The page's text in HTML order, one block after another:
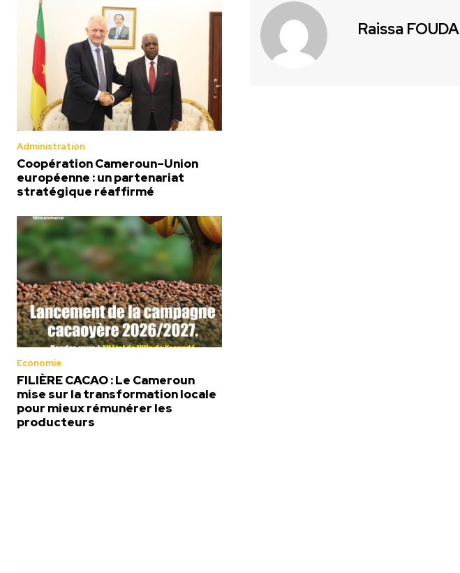
Administration
Coopération Cameroun–Union
européenne : un partenariat
stratégique réaffirmé
Economie
FILIÈRE CACAO : Le Cameroun
mise sur la transformation locale
pour mieux rémunérer les
producteurs
Raissa FOUDA